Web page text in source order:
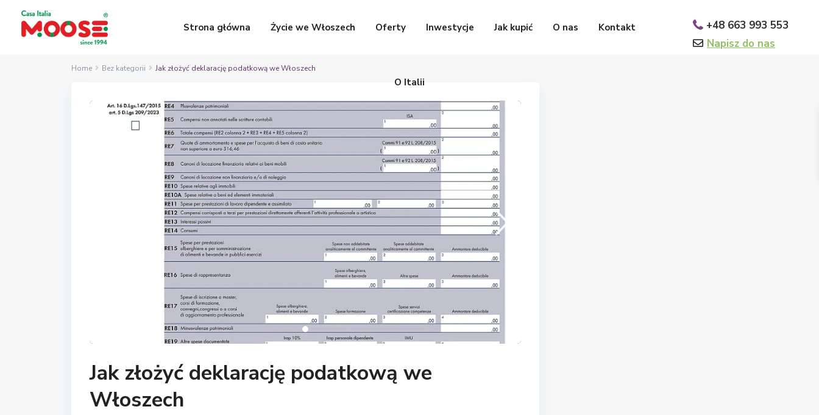
+48 663 993 553
Napisz do nas
Strona główna Życie we Włoszech Oferty Inwestycje Jak kupić O nas Kontakt
O Italii
Home Bez kategorii Jak złożyć deklarację podatkową we Włoszech
Jak złożyć deklarację podatkową we
Włoszech